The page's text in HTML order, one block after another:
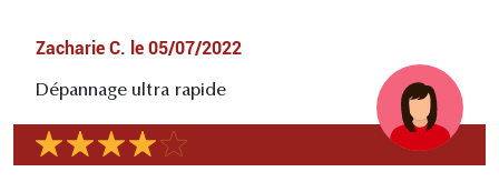
Zacharie C. le 05/07/2022
Dépannage ultra rapide